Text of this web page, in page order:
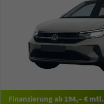
ab 194,– € mtl.